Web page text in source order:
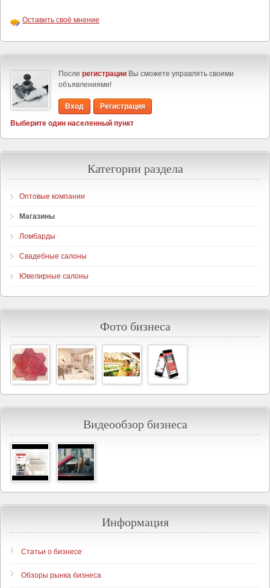
Оставить своё мнение
После регистрации Вы сможете управлять своими
объявлениями!
Вход
Регистрация
Выберите один населенный пункт
Категории раздела
Оптовые компании
Магазины
Ломбарды
Свадебные салоны
Ювелирные салоны
Фото бизнеса
Видеообзор бизнеса
Информация
Статьи о бизнесе
Обзоры рынка бизнеса